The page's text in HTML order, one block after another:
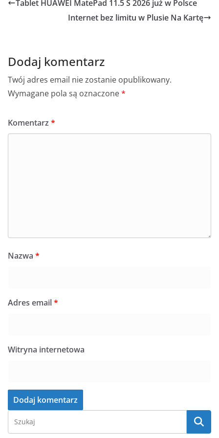
k
p A n
Tablet HUAWEI MatePad 11.5 S 2026 już w Polsce
Internet bez limitu w Plusie Na Kartę
Dodaj komentarz
Twój adres email nie zostanie opublikowany.
Wymagane pola są oznaczone*
Komentarz *
Nazwa *
Adres email*
Witryna internetowa